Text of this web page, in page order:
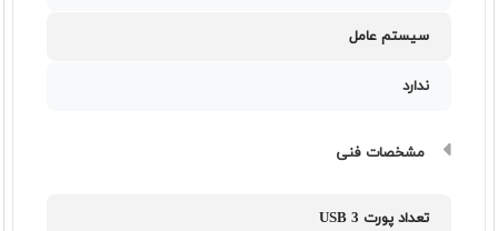
سیستم عامل
ندارد
مشخصات فنی
تعداد پورت USB 3